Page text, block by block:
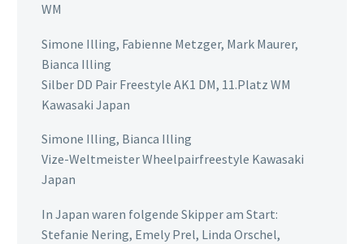
WM
Simone Illing, Fabienne Metzger, Mark Maurer,
Bianca Illing
Silber DD Pair Freestyle AK1 DM, 11.Platz WM
Kawasaki Japan
Simone Illing, Bianca Illing
Vize-Weltmeister Wheelpairfreestyle Kawasaki
Japan
In Japan waren folgende Skipper am Start:
Stefanie Nering, Emely Prel, Linda Orschel,